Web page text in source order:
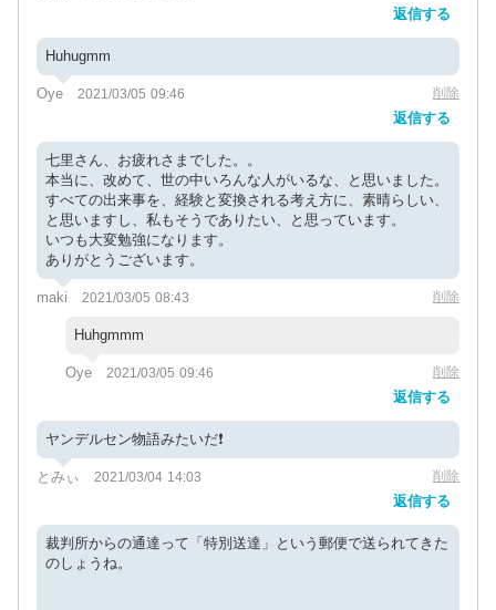
返信する
Huhugmm
Oye 2021/03/05 09:46 削除
返信する
七里さん、お疲れさまでした。。
本当に、改めて、世の中いろんな人がいるな、と思いました。
すべての出来事を、経験と変換される考え方に、素晴らしい、
と思いますし、私もそうでありたい、と思っています。
いつも大変勉強になります。
ありがとうございます。
maki 2021/03/05 08:43 削除
Huhgmmm
Oye 2021/03/05 09:46 削除
返信する
ヤンデルセン物語みたいだ❗
とみぃ 2021/03/04 14:03 削除
返信する
裁判所からの通達って「特別送達」という郵便で送られてきた
のしょうね。